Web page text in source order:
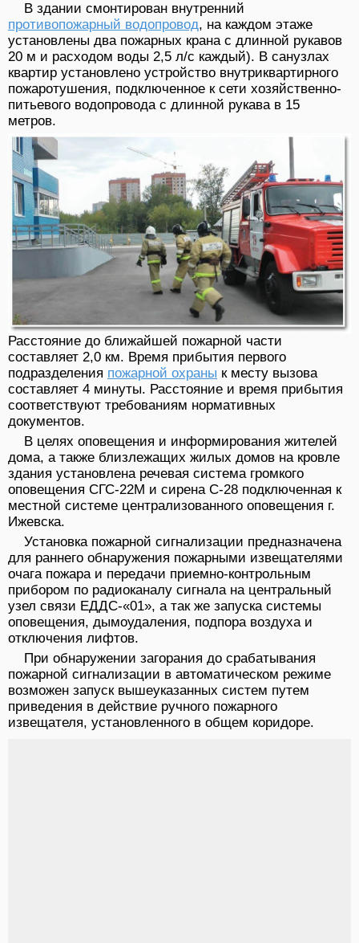
В здании смонтирован внутренний
противопожарный водопровод, на каждом этаже
установлены два пожарных крана с длинной рукавов
20 м и расходом воды 2,5 л/с каждый). В санузлах
квартир установлено устройство внутриквартирного
пожаротушения, подключенное к сети хозяйственно-
питьевого водопровода с длинной рукава в 15
метров.
Расстояние до ближайшей пожарной части
составляет 2,0 км. Время прибытия первого
подразделения пожарной охраны к месту вызова
составляет 4 минуты. Расстояние и время прибытия
соответствуют требованиям нормативных
документов.
В целях оповещения и информирования жителей
дома, а также близлежащих жилых домов на кровле
здания установлена речевая система громкого
оповещения СГС-22М и сирена С-28 подключенная к
местной системе централизованного оповещения г.
Ижевска.
Установка пожарной сигнализации предназначена
для раннего обнаружения пожарными извещателями
очага пожара и передачи приемно-контрольным
прибором по радиоканалу сигнала на центральный
узел связи ЕДДС-«01», а так же запуска системы
оповещения, дымоудаления, подпора воздуха и
отключения лифтов.
При обнаружении загорания до срабатывания
пожарной сигнализации в автоматическом режиме
возможен запуск вышеуказанных систем путем
приведения в действие ручного пожарного
извещателя, установленного в общем коридоре.